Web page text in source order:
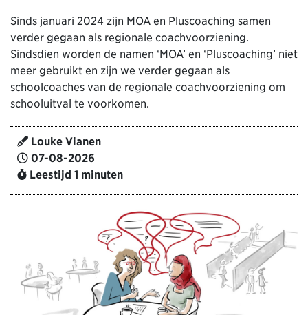
Sinds januari 2024 zijn MOA en Pluscoaching samen
verder gegaan als regionale coachvoorziening.
Sindsdien worden de namen ‘MOA’ en ‘Pluscoaching’ niet
meer gebruikt en zijn we verder gegaan als
schoolcoaches van de regionale coachvoorziening om
schooluitval te voorkomen.
Louke Vianen
07-08-2026
Leestijd 1 minuten